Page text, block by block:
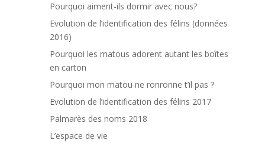
Pourquoi aiment-ils dormir avec nous?
Evolution de l’identification des félins (données
2016)
Pourquoi les matous adorent autant les boîtes
en carton
Pourquoi mon matou ne ronronne t’il pas ?
Evolution de l’identification des félins 2017
Palmarès des noms 2018
L’espace de vie